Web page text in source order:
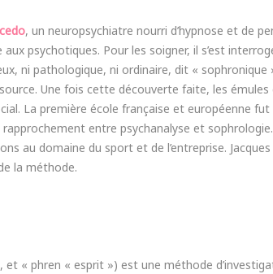
, un neuropsychiatre nourri d’hypnose et de
psychotiques. Pour les soigner, il s’est
ni pathologique, ni ordinaire, dit « sophronique
Une fois cette découverte faite, les émules
La première école française et européenne fut
entre psychanalyse et
au domaine du sport et de l’entreprise.
la méthode.
et « phren « esprit ») est une méthode